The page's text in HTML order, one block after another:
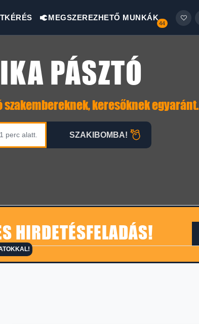
MEGSZEREZHETŐ MUNKÁK
44
PÁSZTÓ
keresőknek egyaránt.
SZAKIBOMBA!
HIRDETÉSFELADÁS!